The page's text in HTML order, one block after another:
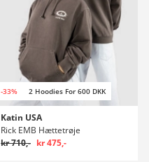
-33% 2 Hoodies For 600 DKK
Katin USA
Rick EMB Hættetrøje
kr 710,- kr 475,-